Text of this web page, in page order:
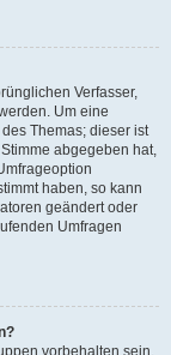
Verfasser,
Um eine
Themas; dieser ist
abgegeben hat,
haben, so kann
geändert oder
Umfragen
vorbehalten sein.